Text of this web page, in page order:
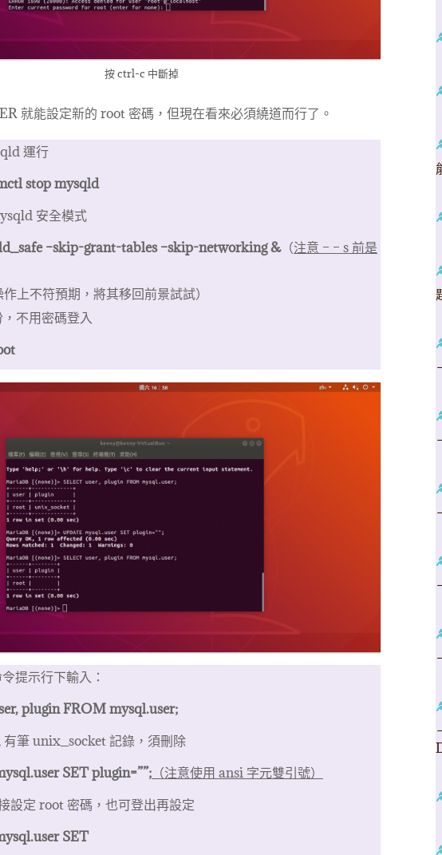
按 ctrl-c 中斷掉
就能設定新的 root 密碼，但現在看來必須繞道而行了。
運行
stop mysqld
安全模式
–skip-grant-tables –skip-networking &（注意 – – s 前是
作上不符預期，將其移回前景試試）
不用密碼登入
提示行下輸入：
plugin FROM mysql.user;
筆 unix_socket 記錄，須刪除
SET plugin=””; （注意使用 ansi 字元雙引號）
設定 root 密碼，也可登出再設定
SET